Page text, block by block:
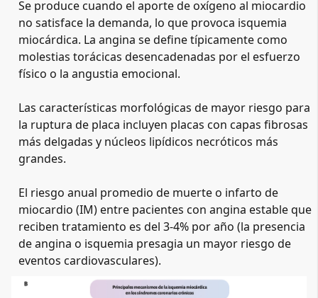
Se produce cuando el aporte de oxígeno al miocardio
no satisface la demanda, lo que provoca isquemia
miocárdica. La angina se define típicamente como
molestias torácicas desencadenadas por el esfuerzo
físico o la angustia emocional.
Las características morfológicas de mayor riesgo para
la ruptura de placa incluyen placas con capas fibrosas
más delgadas y núcleos lipídicos necróticos más
grandes.
El riesgo anual promedio de muerte o infarto de
miocardio (IM) entre pacientes con angina estable que
reciben tratamiento es del 3-4% por año (la presencia
de angina o isquemia presagia un mayor riesgo de
eventos cardiovasculares).